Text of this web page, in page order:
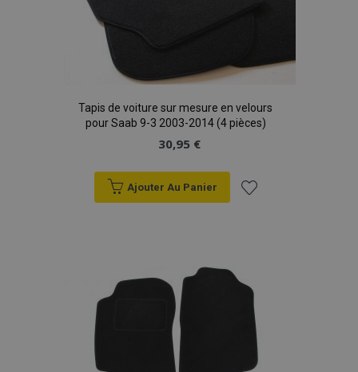
Tapis de voiture sur mesure en velours
pour Saab 9-3 2003-2014 (4 pièces)
30,95 €
Ajouter Au Panier
liste
d'achats